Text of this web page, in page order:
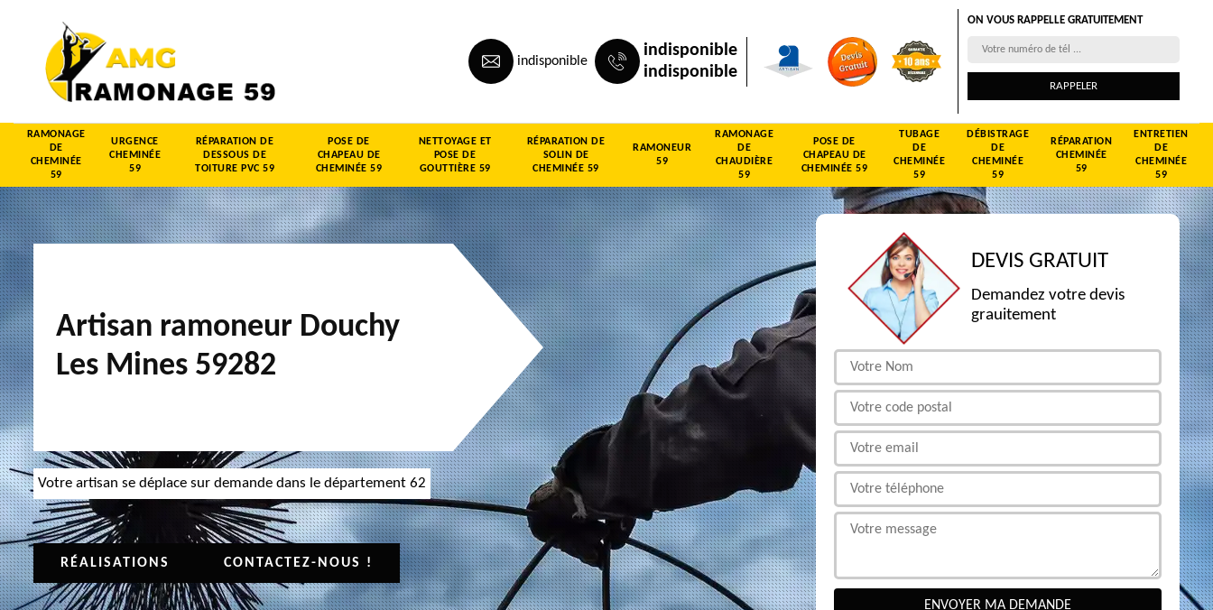
indisponible
indisponible
indisponible
ON VOUS RAPPELLE GRATUITEMENT
RAMONAGE
DE
CHEMINÉE
59
URGENCE
CHEMINÉE
59
RÉPARATION DE
DESSOUS DE
TOITURE PVC 59
POSE DE
CHAPEAU DE
CHEMINÉE 59
NETTOYAGE ET
POSE DE
GOUTTIÈRE 59
RÉPARATION DE
SOLIN DE
CHEMINÉE 59
RAMONEUR
59
RAMONAGE
DE
CHAUDIÈRE
59
POSE DE
CHAPEAU DE
CHEMINÉE 59
TUBAGE
DE
CHEMINÉE
59
DÉBISTRAGE
DE
CHEMINÉE
59
RÉPARATION
CHEMINÉE
59
ENTRETIEN
DE
CHEMINÉE
59
Artisan ramoneur Douchy
Les Mines 59282
Votre artisan se déplace sur demande dans le département 62
RÉALISATIONS CONTACTEZ-NOUS !
DEVIS GRATUIT
Demandez votre devis
grauitement